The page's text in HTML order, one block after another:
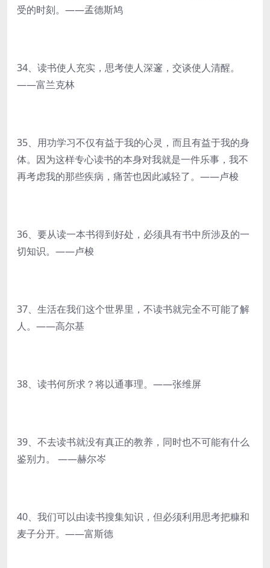
受的时刻。——孟德斯鸠
34、读书使人充实，思考使人深邃，交谈使人清醒。
——富兰克林
35、用功学习不仅有益于我的心灵，而且有益于我的身
体。因为这样专心读书的本身对我就是一件乐事，我不
再考虑我的那些疾病，痛苦也因此减轻了。——卢梭
36、要从读一本书得到好处，必须具有书中所涉及的一
切知识。——卢梭
37、生活在我们这个世界里，不读书就完全不可能了解
人。——高尔基
38、读书何所求？将以通事理。——张维屏
39、不去读书就没有真正的教养，同时也不可能有什么
鉴别力。 ——赫尔岑
40、我们可以由读书搜集知识，但必须利用思考把糠和
麦子分开。——富斯德